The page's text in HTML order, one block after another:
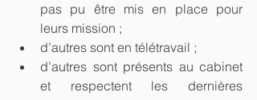
pas pu être mis en place pour
leurs mission ;
d’autres sont en télétravail ;
d’autres sont présents au cabinet
et respectent les dernières